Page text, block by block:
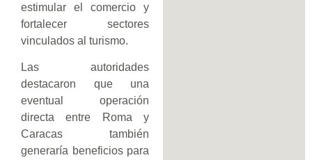
estimular el comercio y
fortalecer sectores
vinculados al turismo.
Las autoridades
destacaron que una
eventual operación
directa entre Roma y
Caracas también
generaría beneficios para